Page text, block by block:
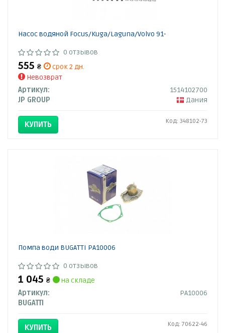
Насос водяной Focus/Kuga/Laguna/Volvo 91-
0 отзывов
555 ₴
срок 2 дн.
Невозврат
Артикул:
1514102700
JP GROUP
Дания
КУПИТЬ Код: 348102-73
Помпа води BUGATTI PA10006
0 отзывов
1 045 ₴
на складе
Артикул:
PA10006
BUGATTI
КУПИТЬ Код: 70622-46